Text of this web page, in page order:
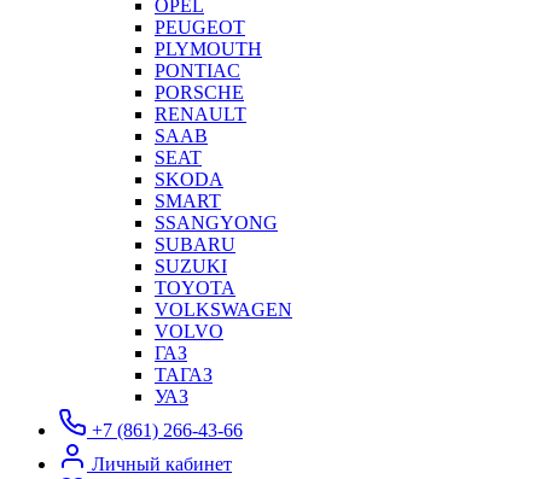
OPEL
PEUGEOT
PLYMOUTH
PONTIAC
PORSCHE
RENAULT
SAAB
SEAT
SKODA
SMART
SSANGYONG
SUBARU
SUZUKI
TOYOTA
VOLKSWAGEN
VOLVO
ГАЗ
ТАГАЗ
УАЗ
+7 (861) 266-43-66
Личный кабинет